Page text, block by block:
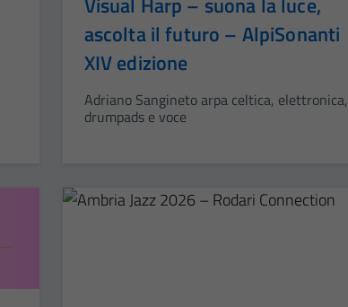
ascolta il futuro – AlpiSonanti
XIV edizione
Adriano Sangineto arpa celtica, elettronica,
drumpads e voce